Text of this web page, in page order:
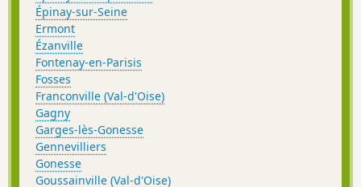
Épinay-sur-Seine
Ermont
Ézanville
Fontenay-en-Parisis
Fosses
Franconville (Val-d'Oise)
Gagny
Garges-lès-Gonesse
Gennevilliers
Gonesse
Goussainville (Val-d'Oise)